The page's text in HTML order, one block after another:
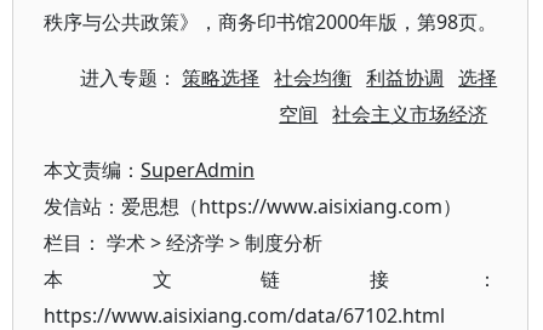
秩序与公共政策》，商务印书馆2000年版，第98页。
进入专题：策略选择 社会均衡 利益协调
选择
空间
社会主义市场经济
本文责编： SuperAdmin
发信站：爱思想（https://www.aisixiang.com）
栏目： 学术>经济学 >制度分析
本文链接：
https://www.aisixiang.com/data/67102.html